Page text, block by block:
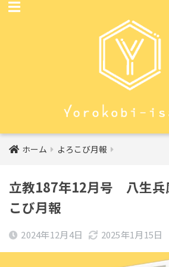
ホーム よろこび月報
立教187年12月号 八生
こび月報
2024年12月4日 2025年1月15日